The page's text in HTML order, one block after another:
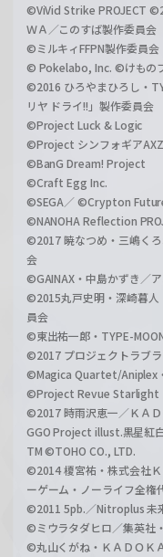
©ViVid Strike PROJECT
ＷＡ／このすば製作委員会
©ミルキィFFPN製作委員会
© Pokelabo, Inc. ©けもの
©2016 ひろやまひろし・
リヤ ドライ!!」製作委員会
©Project Luck & Logic
©Project シンフォギアAXZ
©BanG Dream! Project
©Craft Egg Inc.
©SEGA／ ©Crypton
©NANOHA Reflection
©2017 暁なつめ・三嶋く
会
©GAINAX・中島かずき／
©2015丸戸史明・深崎暮人
員会
©東出祐一郎・TYPE-
©2017 プロジェクトラブ
©Magica Quartet/Aniplex
©Project Revue Starlight
©2017 時雨沢恵一／ＫＡ
GGO Project illust.黒星紅
TM ©TOHO CO., LTD.
©2014 榎宮祐・株式会社
ーゲーム・ノーライフ全権
©2011 5pb.／Nitroplus 未
©ミウラタダヒロ／集英社
©丸山くがね・ＫＡＤＯＫ